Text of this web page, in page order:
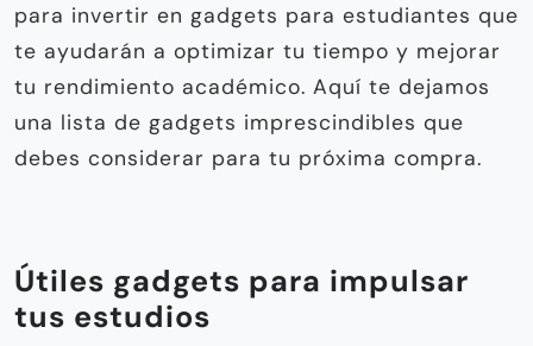
para invertir en gadgets para estudiantes que
te ayudarán a optimizar tu tiempo y mejorar
tu rendimiento académico. Aquí te dejamos
una lista de gadgets imprescindibles que
debes considerar para tu próxima compra.
Útiles gadgets para impulsar
tus estudios